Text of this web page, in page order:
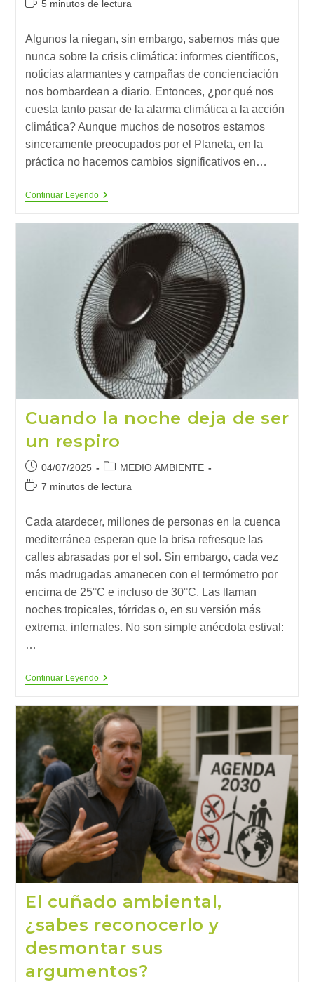
5 minutos de lectura
Algunos la niegan, sin embargo, sabemos más que
nunca sobre la crisis climática: informes científicos,
noticias alarmantes y campañas de concienciación
nos bombardean a diario. Entonces, ¿por qué nos
cuesta tanto pasar de la alarma climática a la acción
climática? Aunque muchos de nosotros estamos
sinceramente preocupados por el Planeta, en la
práctica no hacemos cambios significativos en…
Continuar LeyendoLos
Impiden
Nuestra
Acción
Climática
(1)
Cuando la noche deja de ser
un respiro
Publicación
de
04/07/2025
Categoría
de
MEDIO AMBIENTE
Tiempo
lectura:
7 minutos de lectura
Cada atardecer, millones de personas en la cuenca
mediterránea esperan que la brisa refresque las
calles abrasadas por el sol. Sin embargo, cada vez
más madrugadas amanecen con el termómetro por
encima de 25°C e incluso de 30°C. Las llaman
noches tropicales, tórridas o, en su versión más
extrema, infernales. No son simple anécdota estival:
…
Continuar LeyendoCuando
Deja
De
Ser
Un
Respiro
El cuñado ambiental,
¿sabes reconocerlo y
desmontar sus
argumentos?